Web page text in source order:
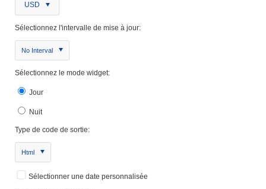
USD
Sélectionnez l'intervalle de mise à jour:
No Interval
Sélectionnez le mode widget:
Jour
Nuit
Type de code de sortie:
Html
Sélectionner une date personnalisée